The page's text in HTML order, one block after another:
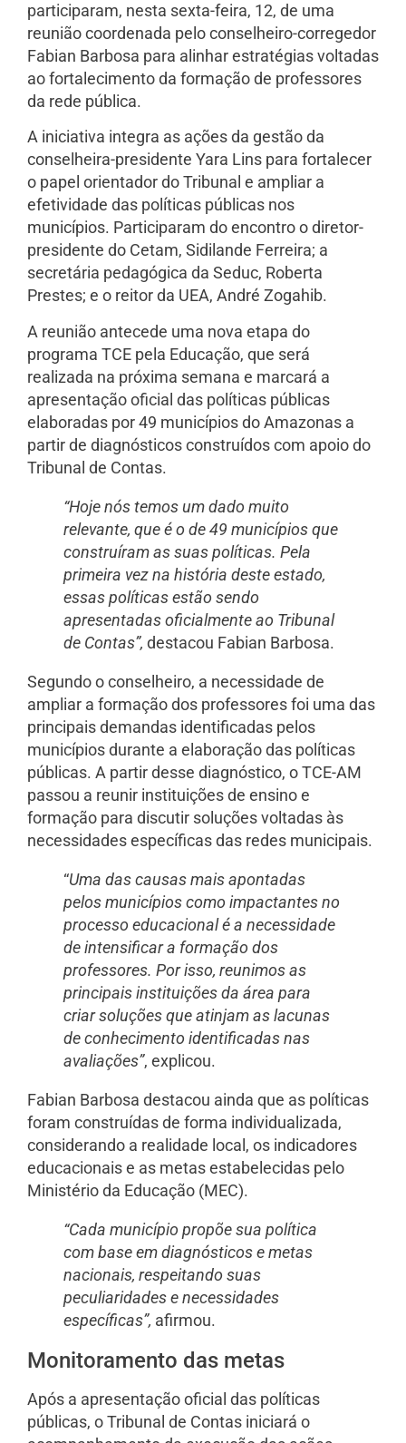
participaram, nesta sexta-feira, 12, de uma
reunião coordenada pelo conselheiro-corregedor
Fabian Barbosa para alinhar estratégias voltadas
ao fortalecimento da formação de professores
da rede pública.
A iniciativa integra as ações da gestão da
conselheira-presidente Yara Lins para fortalecer
o papel orientador do Tribunal e ampliar a
efetividade das políticas públicas nos
municípios. Participaram do encontro o diretor-
presidente do Cetam, Sidilande Ferreira; a
secretária pedagógica da Seduc, Roberta
Prestes; e o reitor da UEA, André Zogahib.
A reunião antecede uma nova etapa do
programa TCE pela Educação, que será
realizada na próxima semana e marcará a
apresentação oficial das políticas públicas
elaboradas por 49 municípios do Amazonas a
partir de diagnósticos construídos com apoio do
Tribunal de Contas.
“Hoje nós temos um dado muito
relevante, que é o de 49 municípios que
construíram as suas políticas. Pela
primeira vez na história deste estado,
essas políticas estão sendo
apresentadas oficialmente ao Tribunal
de Contas”, destacou Fabian Barbosa.
Segundo o conselheiro, a necessidade de
ampliar a formação dos professores foi uma das
principais demandas identificadas pelos
municípios durante a elaboração das políticas
públicas. A partir desse diagnóstico, o TCE-AM
passou a reunir instituições de ensino e
formação para discutir soluções voltadas às
necessidades específicas das redes municipais.
“Uma das causas mais apontadas
pelos municípios como impactantes no
processo educacional é a necessidade
de intensificar a formação dos
professores. Por isso, reunimos as
principais instituições da área para
criar soluções que atinjam as lacunas
de conhecimento identificadas nas
avaliações”, explicou.
Fabian Barbosa destacou ainda que as políticas
foram construídas de forma individualizada,
considerando a realidade local, os indicadores
educacionais e as metas estabelecidas pelo
Ministério da Educação (MEC).
“Cada município propõe sua política
com base em diagnósticos e metas
nacionais, respeitando suas
peculiaridades e necessidades
específicas”, afirmou.
Monitoramento das metas
Após a apresentação oficial das políticas
públicas, o Tribunal de Contas iniciará o